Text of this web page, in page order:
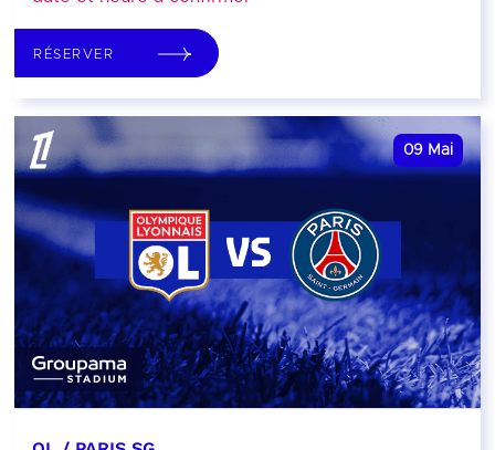
RÉSERVER
09 Mai